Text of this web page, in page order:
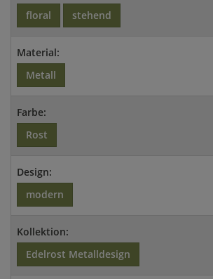
floral
stehend
Material:
Metall
Farbe:
Rost
Design:
modern
Kollektion:
Edelrost Metalldesign